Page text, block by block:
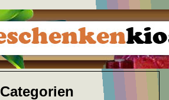
Categorien